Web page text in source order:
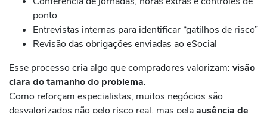
ponto
Entrevistas internas para identificar “gatilhos de risco”
Revisão das obrigações enviadas ao eSocial
Esse processo cria algo que compradores valorizam: visão
clara do tamanho do problema.
Como reforçam especialistas, muitos negócios são